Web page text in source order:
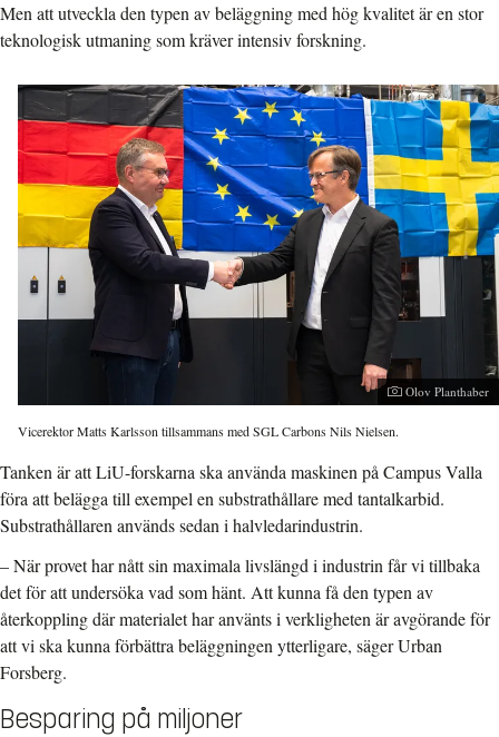
Men att utveckla den typen av beläggning med hög kvalitet är en stor
teknologisk utmaning som kräver intensiv forskning.
Fotograf:
Olov Planthaber
Vicerektor Matts Karlsson tillsammans med SGL Carbons Nils Nielsen.
Tanken är att LiU-forskarna ska använda maskinen på Campus Valla
föra att belägga till exempel en substrathållare med tantalkarbid.
Substrathållaren används sedan i halvledarindustrin.
– När provet har nått sin maximala livslängd i industrin får vi tillbaka
det för att undersöka vad som hänt. Att kunna få den typen av
återkoppling där materialet har använts i verkligheten är avgörande för
att vi ska kunna förbättra beläggningen ytterligare, säger Urban
Forsberg.
Besparing på miljoner